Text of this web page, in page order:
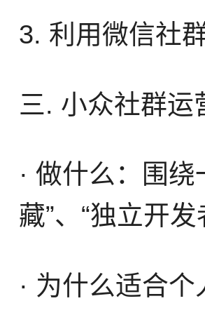
3. 利用微信社
三. 小众社群运
· 做什么：围
藏”、“独立开
· 为什么适合个